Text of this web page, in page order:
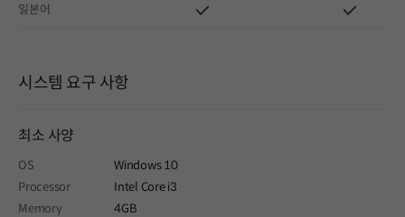
일본어
시스템 요구 사항
최소 사양
OS
Windows 10
Processor
Intel Core i3
Memory
4GB